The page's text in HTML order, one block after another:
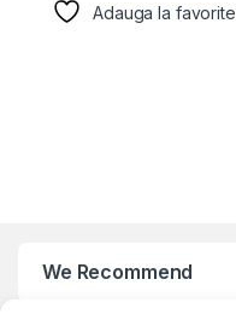
Adauga la favorite
We Recommend